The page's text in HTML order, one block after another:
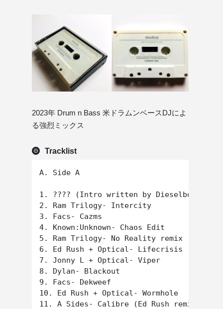
2023年 Drum n Bass 米ドラムンベースDJによ
る強烈ミックス
Tracklist
A. Side A
1. ???? (Intro written by Dieselboy?)
2. Ram Trilogy- Intercity
3. Facs- Cazms
4. Known:Unknown- Chaos Edit
5. Ram Trilogy- No Reality remix
6. Ed Rush + Optical- Lifecrisis (Origin
7. Jonny L + Optical- Viper
8. Dylan- Blackout
9. Facs- Dekweef
10. Ed Rush + Optical- Wormhole
11. A Sides- Calibre (Ed Rush remix)